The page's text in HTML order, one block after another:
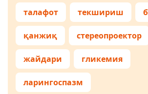
талафот текшириш
қанжиқ стереопроектор
жайдари гликемия
ларингоспазм